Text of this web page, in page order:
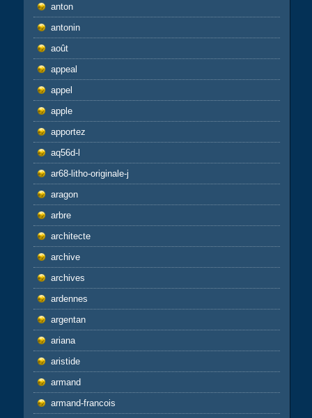
anton
antonin
août
appeal
appel
apple
apportez
aq56d-l
ar68-litho-originale-j
aragon
arbre
architecte
archive
archives
ardennes
argentan
ariana
aristide
armand
armand-francois